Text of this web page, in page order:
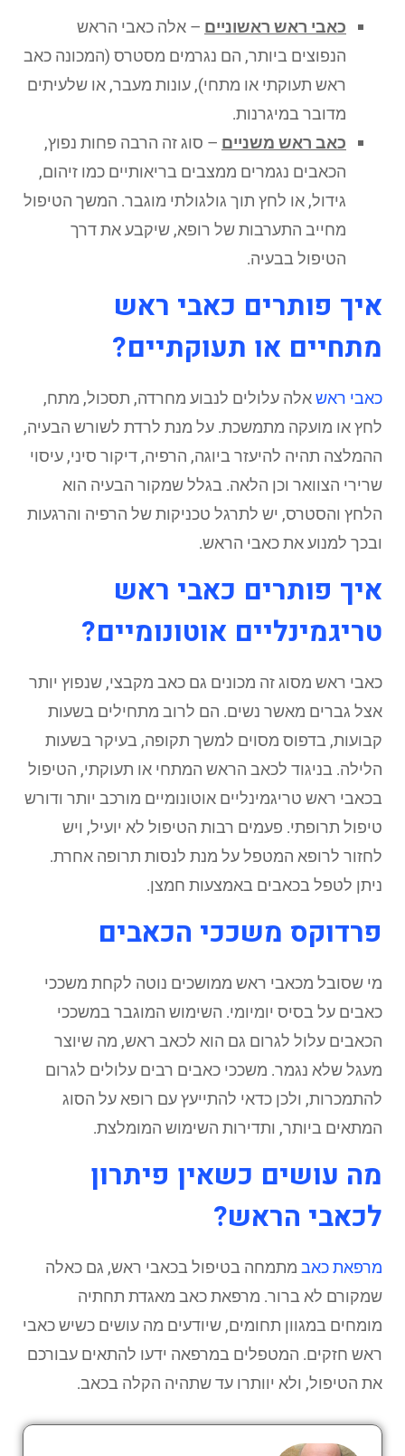
כאבי ראש ראשוניים – אלה כאבי הראש
הנפוצים ביותר, הם נגרמים מסטרס (המכונה כאב
ראש תעוקתי או מתחי), עונות מעבר, או שלעיתים
מדובר במיגרנות.
כאב ראש משניים – סוג זה הרבה פחות נפוץ,
הכאבים נגמרים ממצבים בריאותיים כמו זיהום,
גידול, או לחץ תוך גולגולתי מוגבר. המשך הטיפול
מחייב התערבות של רופא, שיקבע את דרך
הטיפול בבעיה.
איך פותרים כאבי ראש
מתחיים או תעוקתיים?
כאבי ראשאלה עלולים לנבוע מחרדה, תסכול, מתח,
לחץ או מועקה מתמשכת. על מנת לרדת לשורש הבעיה,
ההמלצה תהיה להיעזר ביוגה, הרפיה, דיקור סיני, עיסוי
שרירי הצוואר וכן הלאה. בגלל שמקור הבעיה הוא
הלחץ והסטרס, יש לתרגל טכניקות של הרפיה והרגעות
ובכך למנוע את כאבי הראש.
איך פותרים כאבי ראש
טריגמינליים אוטונומיים?
כאבי ראש מסוג זה מכונים גם כאב מקבצי, שנפוץ יותר
אצל גברים מאשר נשים. הם לרוב מתחילים בשעות
קבועות, בדפוס מסוים למשך תקופה, בעיקר בשעות
הלילה. בניגוד לכאב הראש המתחי או תעוקתי, הטיפול
בכאבי ראש טריגמינליים אוטונומיים מורכב יותר ודורש
טיפול תרופתי. פעמים רבות הטיפול לא יועיל, ויש
לחזור לרופא המטפל על מנת לנסות תרופה אחרת.
ניתן לטפל בכאבים באמצעות חמצן.
פרדוקס משככי הכאבים
מי שסובל מכאבי ראש ממושכים נוטה לקחת משככי
כאבים על בסיס יומיומי. השימוש המוגבר במשככי
הכאבים עלול לגרום גם הוא לכאב ראש, מה שיוצר
מעגל שלא נגמר. משככי כאבים רבים עלולים לגרום
להתמכרות, ולכן כדאי להתייעץ עם רופא על הסוג
המתאים ביותר, ותדירות השימוש המומלצת.
מה עושים כשאין פיתרון
לכאבי הראש?
מרפאת כאב מתמחה בטיפול בכאבי ראש, גם כאלה
שמקורם לא ברור. מרפאת כאב מאגדת תחתיה
מומחים במגוון תחומים, שיודעים מה עושים כשיש כאבי
ראש חזקים. המטפלים במרפאה ידעו להתאים עבורכם
את הטיפול, ולא יוותרו עד שתהיה הקלה בכאב.